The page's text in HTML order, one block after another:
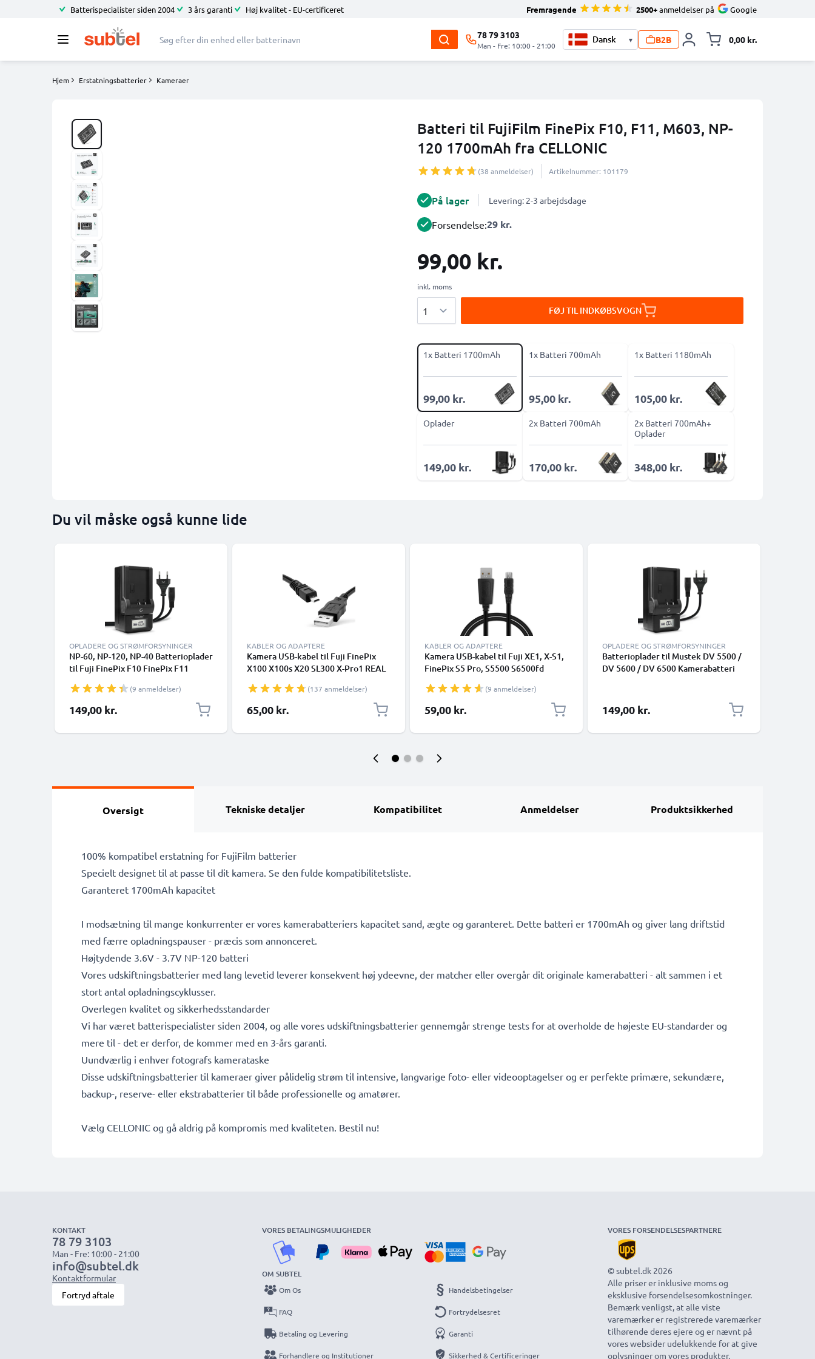
Batterispecialister siden 2004 3 års garanti Høj kvalitet - EU-certificeret Fremragende 2500+anmeldelser på Google
78 79 3103
Man - Fre: 10:00 - 21:00
▾ B2B 0,00 kr.
Hjem Erstatningsbatterier Kameraer
Batteri til FujiFilm FinePix F10, F11, M603, NP-
120 1700mAh fra CELLONIC
(38 anmeldelser) Artikelnummer: 101179
På lager Levering: 2-3 arbejdsdage
Forsendelse:29 kr.
99,00 kr.
inkl. moms
FØJ TIL INDKØBSVOGN
1x Batteri 1700mAh
99,00 kr.
1x Batteri 700mAh
95,00 kr.
1x Batteri 1180mAh
105,00 kr.
Oplader
149,00 kr.
2x Batteri 700mAh
170,00 kr.
2x Batteri 700mAh+
Oplader
348,00 kr.
Du vil måske også kunne lide
OPLADERE OG STRØMFORSYNINGER
NP-60, NP-120, NP-40 Batterioplader
til Fuji FinePix F10 FinePix F11
F601 FinePix M603 Kamerabatteri
fra CELLONIC
(9 anmeldelser)
149,00 kr.
KABLER OG ADAPTERE
Kamera USB-kabel til Fuji FinePix
X100 X100s X20 SL300 X-Pro1 REAL
T595 1.5m Hurtig opladning af
datakabel til kamera Opladerledning
PVC - Sort
(137 anmeldelser)
65,00 kr.
KABLER OG ADAPTERE
Kamera USB-kabel til Fuji XE1, X-S1,
FinePix S5 Pro, S5500 S6500fd
FinePix HS20EXR HS30EXR HS33EXR
1m Hurtig opladning af datakabel til
kamera 1A Opladerledning PVC -
(9 anmeldelser)
59,00 kr.
OPLADERE OG STRØMFORSYNINGER
Batterioplader til Mustek DV 5500 /
DV 5600 / DV 6500 Kamerabatteri
149,00 kr.
Oversigt Tekniske detaljer Kompatibilitet Anmeldelser Produktsikkerhed
100% kompatibel erstatning for FujiFilm batterier
Specielt designet til at passe til dit kamera. Se den fulde kompatibilitetsliste.
Garanteret 1700mAh kapacitet
I modsætning til mange konkurrenter er vores kamerabatteriers kapacitet sand, ægte og garanteret. Dette batteri er 1700mAh og giver lang driftstid
med færre opladningspauser - præcis som annonceret.
Højtydende 3.6V - 3.7V NP-120 batteri
Vores udskiftningsbatterier med lang levetid leverer konsekvent høj ydeevne, der matcher eller overgår dit originale kamerabatteri - alt sammen i et
stort antal opladningscyklusser.
Overlegen kvalitet og sikkerhedsstandarder
Vi har været batterispecialister siden 2004, og alle vores udskiftningsbatterier gennemgår strenge tests for at overholde de højeste EU-standarder og
mere til - det er derfor, de kommer med en 3-års garanti.
Uundværlig i enhver fotografs kamerataske
Disse udskiftningsbatterier til kameraer giver pålidelig strøm til intensive, langvarige foto- eller videooptagelser og er perfekte primære, sekundære,
backup-, reserve- eller ekstrabatterier til både professionelle og amatører.
Vælg CELLONIC og gå aldrig på kompromis med kvaliteten. Bestil nu!
KONTAKT
78 79 3103
Man - Fre: 10:00 - 21:00
info@subtel.dk
Kontaktformular
Fortryd aftale
VORES BETALINGSMULIGHEDER
OM SUBTEL
Om Os
FAQ
Betaling og Levering
Forhandlere og Institutioner
Handelsbetingelser
Fortrydelsesret
Garanti
Sikkerhed & Certificeringer
VORES FORSENDELSESPARTNERE
© subtel.dk 2026
Alle priser er inklusive moms og
eksklusive forsendelsesomkostninger.
Bemærk venligst, at alle viste
varemærker er registrerede varemærker
tilhørende deres ejere og er nævnt på
vores websider udelukkende for at give
oplysninger om vores produkter.